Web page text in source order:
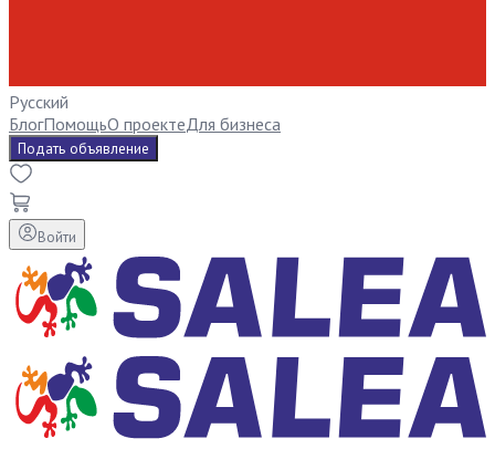
Русский
БлогПомощьО проектеДля бизнеса
Подать объявление
Войти